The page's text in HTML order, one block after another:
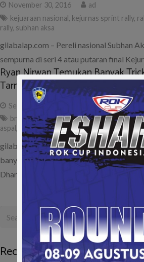
November 30, 2016
ad
kejuaraan nasional, kejurnas sprint rally,
rally, subhan aksa
gilabalap.com – Pereli nasional Subhan
sempurna di seri 4 atau putaran final
Ryan Nirwan Temukan Banyak
Tarmac
September 20, 2015
ad
brm motorsport,canti dharma speed
aspal, ryan nirwan,trick baru
gilabalap.com – Pereli BRM Motorsport
banyak menemukan trick baru setelah
Dharma Speed Master Tarmac 2015…
Recent Posts